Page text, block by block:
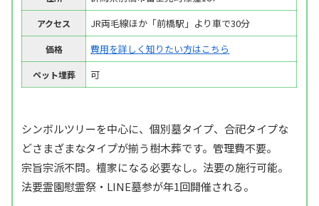
アクセス JR両毛線ほか「前橋駅」より車で30分
価格 費用を詳しく知りたい方はこちら
ペット埋葬 可
シンボルツリーを中心に、個別墓タイプ、合祀タイプな
どさまざまなタイプが揃う樹木葬です。管理費不要。
宗旨宗派不問。檀家になる必要なし。法要の施行可能。
法要霊園慰霊祭・LINE墓参が年1回開催される。